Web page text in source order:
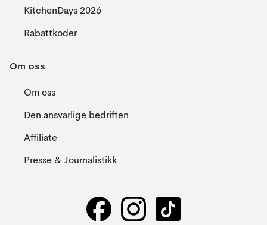
KitchenDays 2026
Rabattkoder
Om oss
Om oss
Den ansvarlige bedriften
Affiliate
Presse & Journalistikk